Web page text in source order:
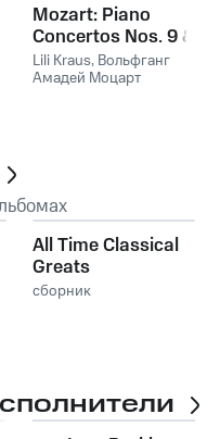
Mozart: Piano
Concertos Nos. 9 &
26
Lili Kraus, Вольфганг
Амадей Моцарт
All Time Classical
Greats
сборник